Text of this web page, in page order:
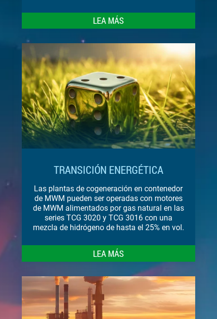
LEA MÁS
TRANSICIÓN ENERGÉTICA
Las plantas de cogeneración en contenedor
de MWM pueden ser operadas con motores
de MWM alimentados por gas natural en las
series TCG 3020 y TCG 3016 con una
mezcla de hidrógeno de hasta el 25% en vol.
LEA MÁS